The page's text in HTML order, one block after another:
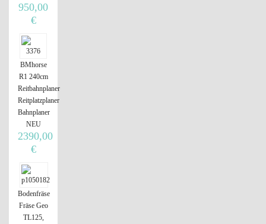
950,00
€
BMhorse
R1 240cm
Reitbahnplaner
Reitplatzplaner
Bahnplaner
NEU
2390,00
€
Bodenfräse
Fräse Geo
TL125,